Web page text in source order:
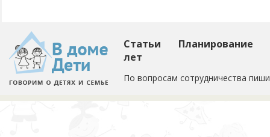
Статьи
Планирование
лет
По вопросам сотрудничества